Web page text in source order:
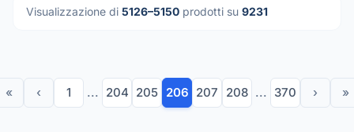
Visualizzazione di 5126–5150 prodotti su 9231
« ‹ 1 ... 204 205 206 207 208 ... 370 › »